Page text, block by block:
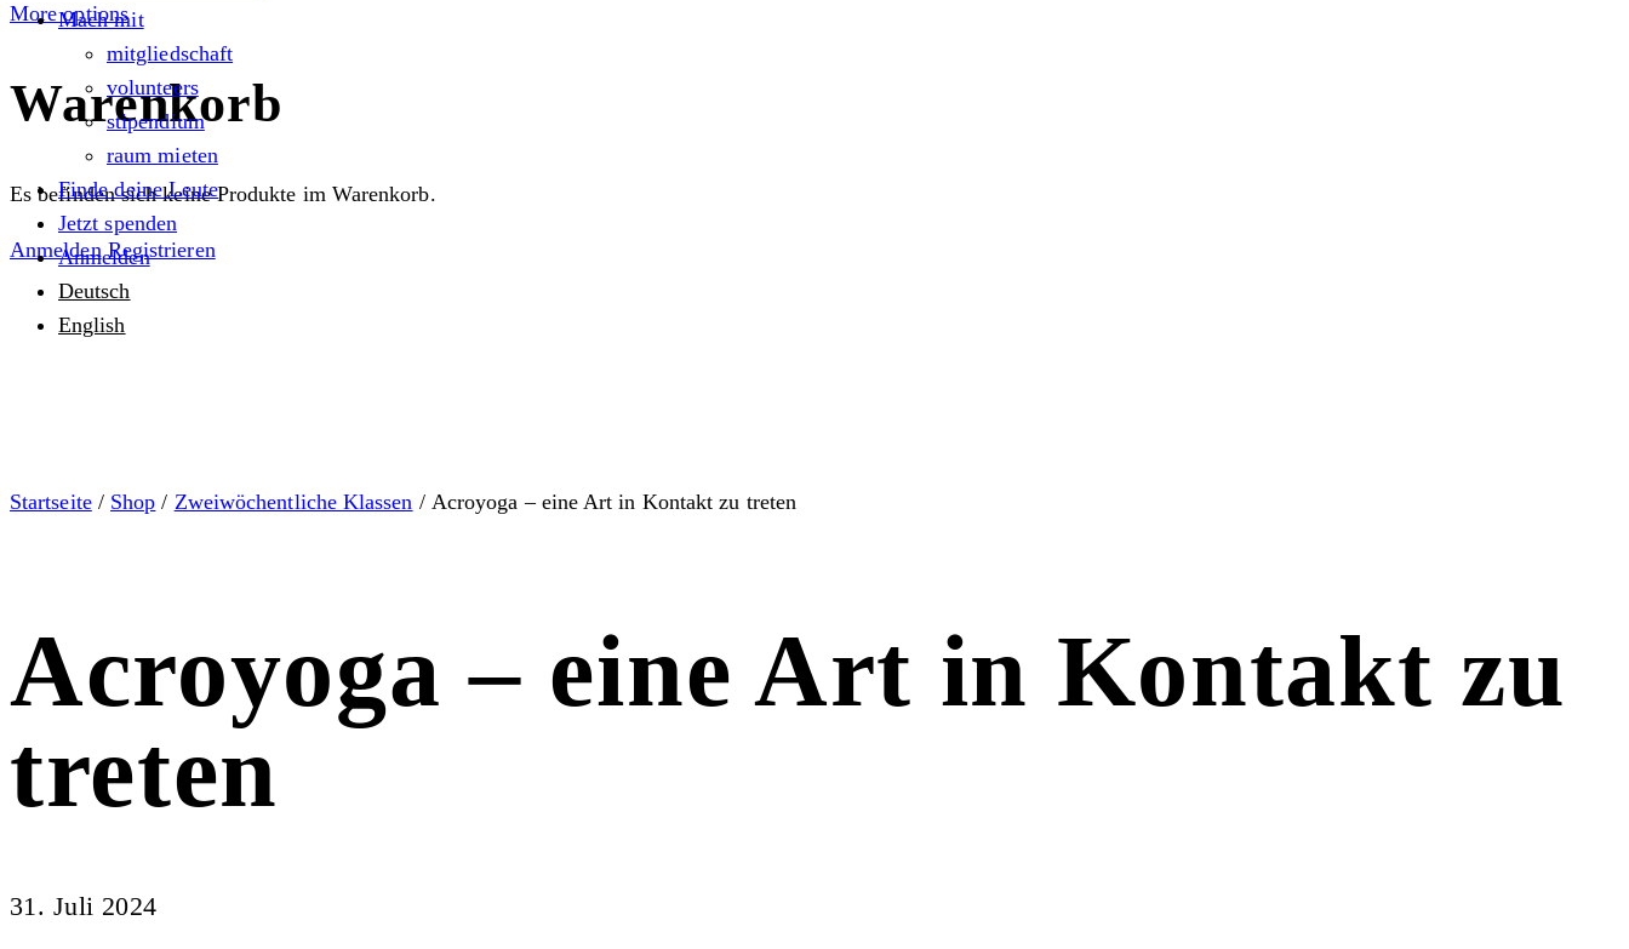
More options
Warenkorb
Es befinden sich keine Produkte im Warenkorb.
Anmelden Registrieren
Mach mit
mitgliedschaft
volunteers
stipendium
raum mieten
Finde deine Leute
Jetzt spenden
Anmelden
Deutsch
English
Startseite/ Shop / Zweiwöchentliche Klassen / Acroyoga – eine Art in Kontakt zu treten
Acroyoga – eine Art in Kontakt zu
treten
31. Juli 2024